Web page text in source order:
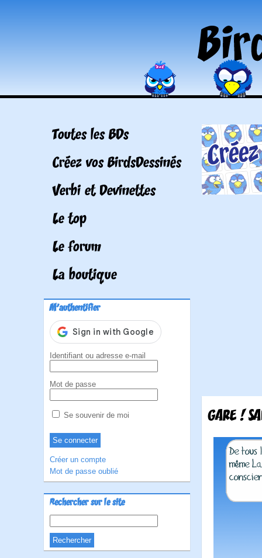
Toutes les BDs
Créez vos BirdsDessinés
Verbi et Devinettes
Le top
Le forum
La boutique
M'authentifier
Identifiant ou adresse e-mail
Mot de passe
Se souvenir de moi
Créer un compte
Mot de passe oublié
Rechercher sur le site
GARE !